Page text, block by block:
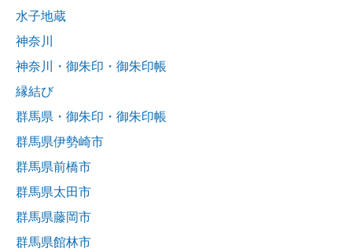
水子地蔵
神奈川
神奈川・御朱印・御朱印帳
縁結び
群馬県・御朱印・御朱印帳
群馬県伊勢崎市
群馬県前橋市
群馬県太田市
群馬県藤岡市
群馬県館林市